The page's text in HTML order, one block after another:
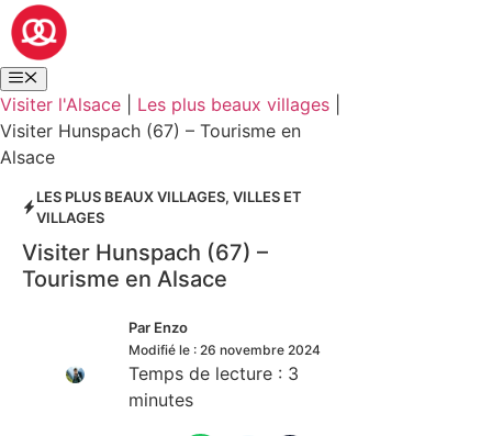
Visiter l'Alsace Les plus beaux villages
Visiter Hunspach (67) – Tourisme en
Alsace
LES PLUS BEAUX VILLAGES, VILLES ET
VILLAGES
Visiter Hunspach (67) –
Tourisme en Alsace
Par Enzo
Modifié le : 26 novembre 2024
Temps de lecture : 3
minutes